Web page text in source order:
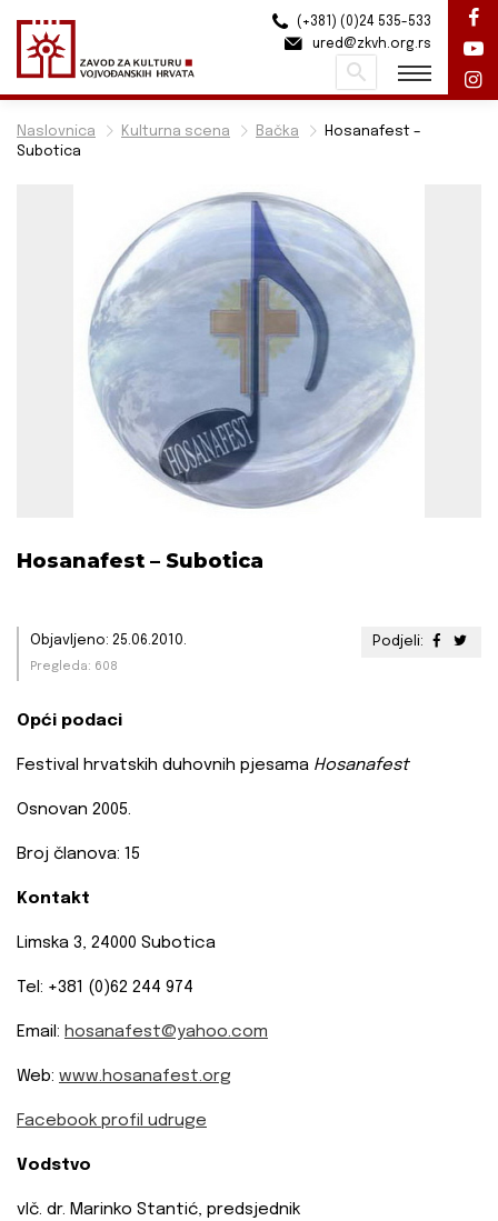
Naslovnica Kulturna scena Bačka
Hosanafest –
Subotica
Hosanafest – Subotica
Podjeli:
Objavljeno: 25.06.2010.
Pregleda: 608
Opći podaci
Festival hrvatskih duhovnih pjesama Hosanafest
Osnovan 2005.
Broj članova: 15
Kontakt
Limska 3, 24000 Subotica
Tel: +381 (0)62 244 974
Email: hosanafest@yahoo.com
Web: www.hosanafest.org
Facebook profil udruge
Vodstvo
vlč. dr. Marinko Stantić, predsjednik
(+381) (0)24 535-533
ured@zkvh.org.rs
Pretraži